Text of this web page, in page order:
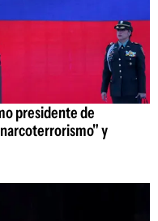
presidente de
y